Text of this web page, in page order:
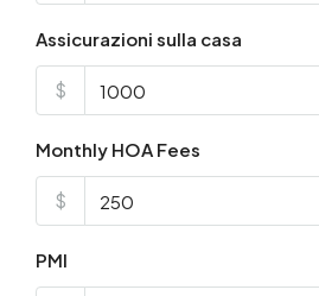
Assicurazioni sulla casa
$
Monthly HOA Fees
$
PMI